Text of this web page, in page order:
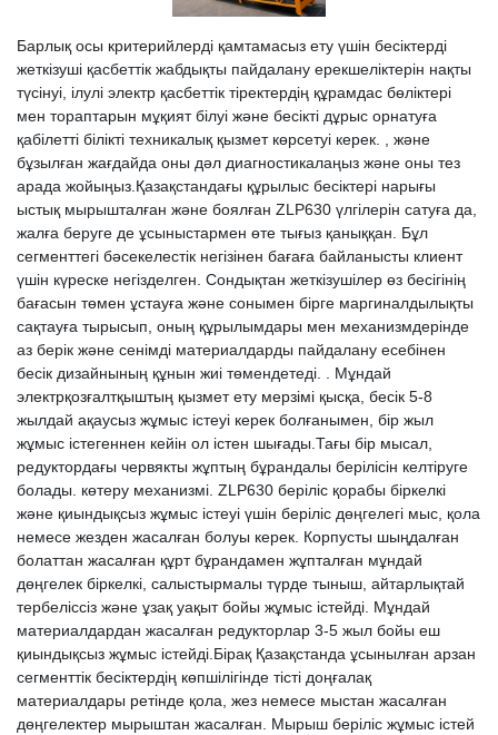
Барлық осы критерийлерді қамтамасыз ету үшін бесіктерді
жеткізуші қасбеттік жабдықты пайдалану ерекшеліктерін нақты
түсінуі, ілулі электр қасбеттік тіректердің құрамдас бөліктері
мен тораптарын мұқият білуі және бесікті дұрыс орнатуға
қабілетті білікті техникалық қызмет көрсетуі керек. , және
бұзылған жағдайда оны дәл диагностикалаңыз және оны тез
арада жойыңыз.Қазақстандағы құрылыс бесіктері нарығы
ыстық мырышталған және боялған ZLP630 үлгілерін сатуға да,
жалға беруге де ұсыныстармен өте тығыз қаныққан. Бұл
сегменттегі бәсекелестік негізінен бағаға байланысты клиент
үшін күреске негізделген. Сондықтан жеткізушілер өз бесігінің
бағасын төмен ұстауға және сонымен бірге маргиналдылықты
сақтауға тырысып, оның құрылымдары мен механизмдерінде
аз берік және сенімді материалдарды пайдалану есебінен
бесік дизайнының құнын жиі төмендетеді. . Мұндай
электрқозғалтқыштың қызмет ету мерзімі қысқа, бесік 5-8
жылдай ақаусыз жұмыс істеуі керек болғанымен, бір жыл
жұмыс істегеннен кейін ол істен шығады.Тағы бір мысал,
редуктордағы червякты жұптың бұрандалы берілісін келтіруге
болады. көтеру механизмі. ZLP630 беріліс қорабы біркелкі
және қиындықсыз жұмыс істеуі үшін беріліс дөңгелегі мыс, қола
немесе жезден жасалған болуы керек. Корпусты шыңдалған
болаттан жасалған құрт бұрандамен жұпталған мұндай
дөңгелек біркелкі, салыстырмалы түрде тыныш, айтарлықтай
тербеліссіз және ұзақ уақыт бойы жұмыс істейді. Мұндай
материалдардан жасалған редукторлар 3-5 жыл бойы еш
қиындықсыз жұмыс істейді.Бірақ Қазақстанда ұсынылған арзан
сегменттік бесіктердің көпшілігінде тісті доңғалақ
материалдары ретінде қола, жез немесе мыстан жасалған
дөңгелектер мырыштан жасалған. Мырыш беріліс жұмыс істей